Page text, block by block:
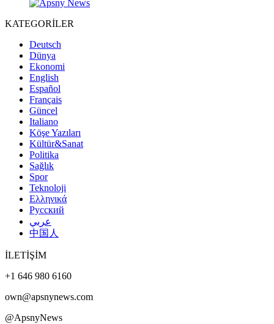
KATEGORİLER
Deutsch
Dünya
Ekonomi
English
Español
Français
Güncel
Italiano
Köşe Yazıları
Kültür&Sanat
Politika
Sağlık
Spor
Teknoloji
Ελληνικά
Русский
عربي
中国人
İLETİŞİM
+1 646 980 6160
own@apsnynews.com
@ApsnyNews